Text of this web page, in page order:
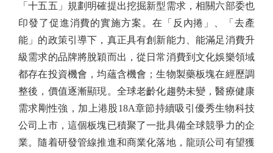
「十五五」規劃明確提出挖掘新型需求，相關六部委也
印發了促進消費的實施方案。在「反內捲」、「去產
能」的政策引導下，真正具有創新能力、能滿足消費升
級需求的品牌將脫穎而出，從日常消費到文化娛樂領域
都存在投資機會，均蘊含機會；生物製藥板塊在經歷調
整後，價值逐漸顯現。全球老齡化趨勢未變，醫療健康
需求剛性強，加上港股18A章節持續吸引優秀生物科技
公司上市，這個板塊已積聚了一批具備全球競爭力的企
業。隨着研發管線推進和商業化落地，龍頭公司有望獲